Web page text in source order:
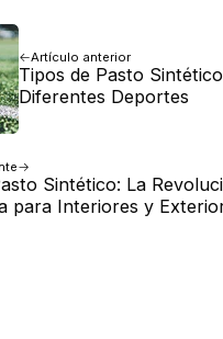
Artículo anterior
Tipos de Pasto
Diferentes Deportes
Sintético: La
para Interiores y